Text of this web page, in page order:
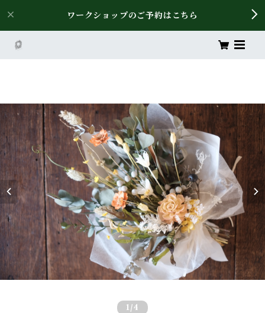
ワークショップのご予約はこちら
1 /4